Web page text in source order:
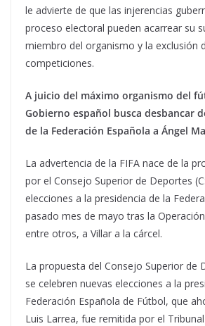
le advierte de que las injerencias
proceso electoral pueden acarrear su
miembro del organismo y la exclusión
competiciones.
A juicio del máximo organismo del
Gobierno español busca desbancar
de la Federación Española a Ángel
La advertencia de la FIFA nace de la
por el Consejo Superior de Deportes
elecciones a la presidencia de la
pasado mes de mayo tras la
entre otros, a Villar a la cárcel.
La propuesta del Consejo Superior de
se celebren nuevas elecciones a la
Federación Española de Fútbol, que
Luis Larrea, fue remitida por el